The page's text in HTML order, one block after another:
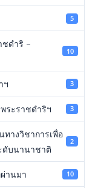
5
ชดำริ –
10
ฯ 3
ระราชดำริฯ 3
างวิชาการเพื่อ
ดับนานาชาติ
2
านมา 10